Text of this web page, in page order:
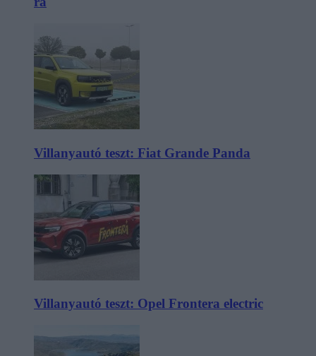
Villanyautó teszt: Fiat Grande Panda
Villanyautó teszt: Opel Frontera electric